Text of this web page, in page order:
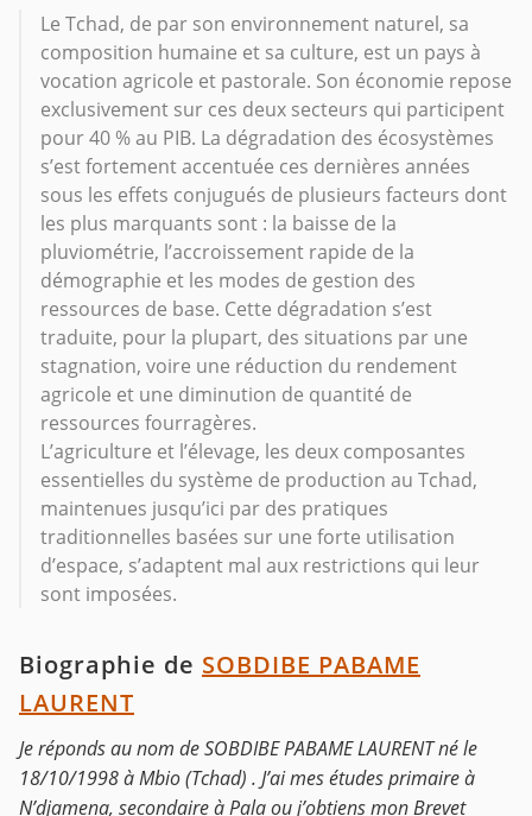
Le Tchad, de par son environnement naturel, sa
composition humaine et sa culture, est un pays à
vocation agricole et pastorale. Son économie repose
exclusivement sur ces deux secteurs qui participent
pour 40 % au PIB. La dégradation des écosystèmes
s’est fortement accentuée ces dernières années
sous les effets conjugués de plusieurs facteurs dont
les plus marquants sont : la baisse de la
pluviométrie, l’accroissement rapide de la
démographie et les modes de gestion des
ressources de base. Cette dégradation s’est
traduite, pour la plupart, des situations par une
stagnation, voire une réduction du rendement
agricole et une diminution de quantité de
ressources fourragères.
L’agriculture et l’élevage, les deux composantes
essentielles du système de production au Tchad,
maintenues jusqu’ici par des pratiques
traditionnelles basées sur une forte utilisation
d’espace, s’adaptent mal aux restrictions qui leur
sont imposées.
Biographie de SOBDIBE PABAME
LAURENT
Je réponds au nom de SOBDIBE PABAME LAURENT né le
18/10/1998 à Mbio (Tchad) . J’ai mes études primaire à
N’djamena, secondaire à Pala ou j’obtiens mon Brevet